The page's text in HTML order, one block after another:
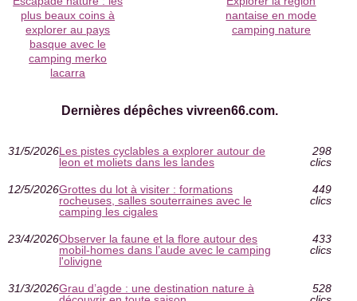
plus beaux coins à
explorer au pays
basque avec le
camping merko
lacarra
nantaise en mode
camping nature
Dernières dépêches vivreen66.com.
31/5/2026Les pistes cyclables a explorer autour de
leon et moliets dans les landes
298
clics
12/5/2026Grottes du lot à visiter : formations
rocheuses, salles souterraines avec le
camping les cigales
449
clics
23/4/2026Observer la faune et la flore autour des
mobil-homes dans l’aude avec le camping
l'olivigne
433
clics
31/3/2026Grau d’agde : une destination nature à
528